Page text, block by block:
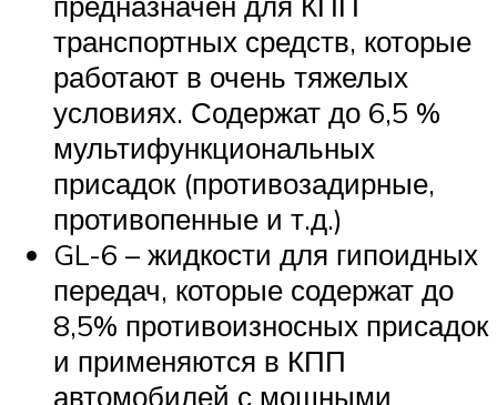
транспортных средств, которые
работают в очень тяжелых
условиях. Содержат до 6,5 %
мультифункциональных
присадок (противозадирные,
противопенные и т.д.)
GL-6 – жидкости для гипоидных
передач, которые содержат до
8,5% противоизносных присадок
и применяются в КПП
автомобилей с мощными